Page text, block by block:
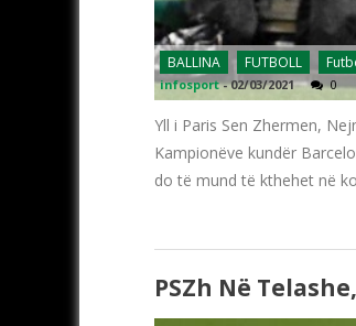
BALLINA FUTBOLL
infosport -02/03/2021 0
Yll i Paris Sen Zhermen,
Kampionëve kundër
do të mund të kthehet në
PSZh Në